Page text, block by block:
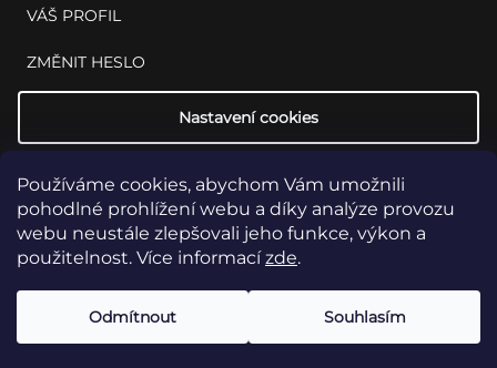
Používáme cookies, abychom Vám umožnili
pohodlné prohlížení webu a díky analýze provozu
webu neustále zlepšovali jeho funkce, výkon a
použitelnost. Více informacízde.
Odmítnout Souhlasím
VÁŠ PROFIL
ZMĚNIT HESLO
Nastavení cookies
Vytvořil Shoptet
Copyright 2026INSET: Med & Lab Všechna práva vyhrazena.